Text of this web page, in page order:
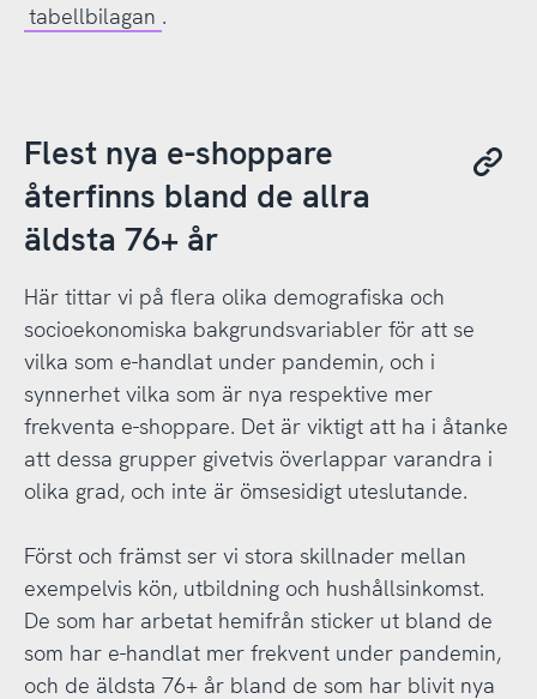
tabellbilagan .
Flest nya e-shoppare
återfinns bland de allra
äldsta 76+ år
Här tittar vi på flera olika demografiska och
socioekonomiska bakgrundsvariabler för att se
vilka som e-handlat under pandemin, och i
synnerhet vilka som är nya respektive mer
frekventa e-shoppare. Det är viktigt att ha i åtanke
att dessa grupper givetvis överlappar varandra i
olika grad, och inte är ömsesidigt uteslutande.
Först och främst ser vi stora skillnader mellan
exempelvis kön, utbildning och hushållsinkomst.
De som har arbetat hemifrån sticker ut bland de
som har e-handlat mer frekvent under pandemin,
och de äldsta 76+ år bland de som har blivit nya